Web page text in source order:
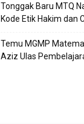
Tonggak Baru MTQ
Kode Etik Hakim dan
Temu MGMP
Aziz Ulas